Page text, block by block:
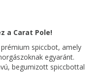
a Carat Pole!
spiccbot, amely
egyaránt.
begumizott spiccbottal